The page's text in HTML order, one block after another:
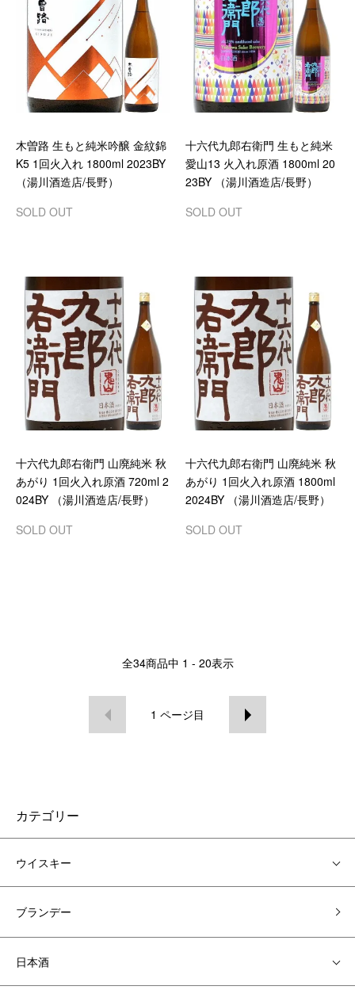
木曽路 生もと純米吟醸 金紋錦
K5 1回火入れ 1800ml 2023BY
（湯川酒造店/長野）
SOLD OUT
十六代九郎右衛門 生もと純米
愛山13 火入れ原酒 1800ml 20
23BY （湯川酒造店/長野）
SOLD OUT
十六代九郎右衛門 山廃純米 秋
あがり 1回火入れ原酒 720ml 2
024BY （湯川酒造店/長野）
SOLD OUT
十六代九郎右衛門 山廃純米 秋
あがり 1回火入れ原酒 1800ml
2024BY （湯川酒造店/長野）
SOLD OUT
全34商品中 1 - 20表示
1 ページ目
カテゴリー
ウイスキー
ブランデー
日本酒